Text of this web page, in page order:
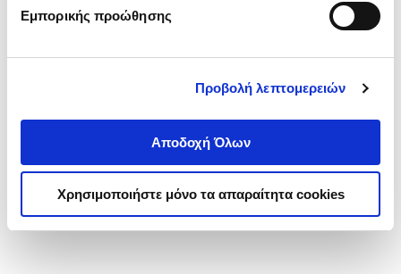
Εμπορικής προώθησης
Προβολή λεπτομερειών
Αποδοχή Όλων
Χρησιμοποιήστε μόνο τα απαραίτητα cookies